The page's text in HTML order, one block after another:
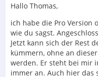
Hallo Thomas,
ich habe die Pro Version
wie du sagst.
Jetzt kann sich der Rest
kümmern, ohne an
werden. Er steht bei mir
immer an. Auch hier das